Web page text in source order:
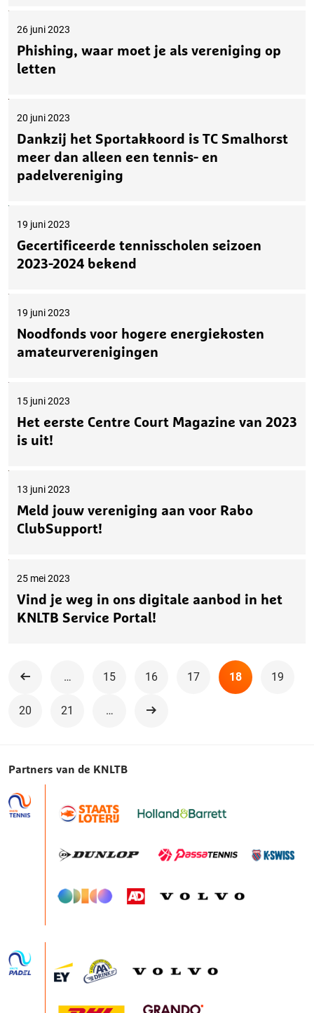
26 juni 2023
Phishing, waar moet je als vereniging op
letten
20 juni 2023
Dankzij het Sportakkoord is TC Smalhorst
meer dan alleen een tennis- en
padelvereniging
19 juni 2023
Gecertificeerde tennisscholen seizoen
2023-2024 bekend
19 juni 2023
Noodfonds voor hogere energiekosten
amateurverenigingen
15 juni 2023
Het eerste Centre Court Magazine van 2023
is uit!
13 juni 2023
Meld jouw vereniging aan voor Rabo
ClubSupport!
25 mei 2023
Vind je weg in ons digitale aanbod in het
KNLTB Service Portal!
… 15 16 17 18 19
20 21 …
Volgende
Partners van de KNLTB